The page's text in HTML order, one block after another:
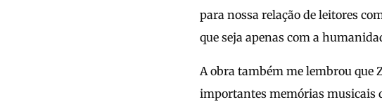
para nossa relação de leitores
que seja apenas com a
A obra também me lembrou que
importantes memórias musicais